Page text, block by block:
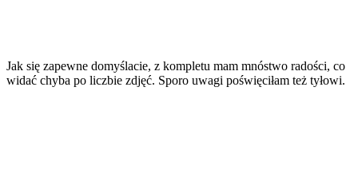
Jak się zapewne domyślacie, z kompletu mam mnóstwo radości, co
widać chyba po liczbie zdjęć. Sporo uwagi poświęciłam też tyłowi.